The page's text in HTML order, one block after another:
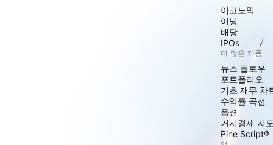
이코노믹
어닝
배당
IPOs
더 많은 제품
뉴스 플로우
포트폴리오
기초 재무 차
수익률 곡선
옵션
거시경제 지
Pine Script®